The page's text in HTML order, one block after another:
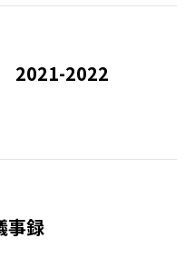
2021-2022
事録